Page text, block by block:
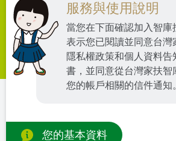
服務與使用說明
當您在下面確認加入智庫
表示您已閱讀並同意台灣
隱私權政策和個人資料告
書，並同意從台灣家扶智
您的帳戶相關的信件通知
您的基本資料